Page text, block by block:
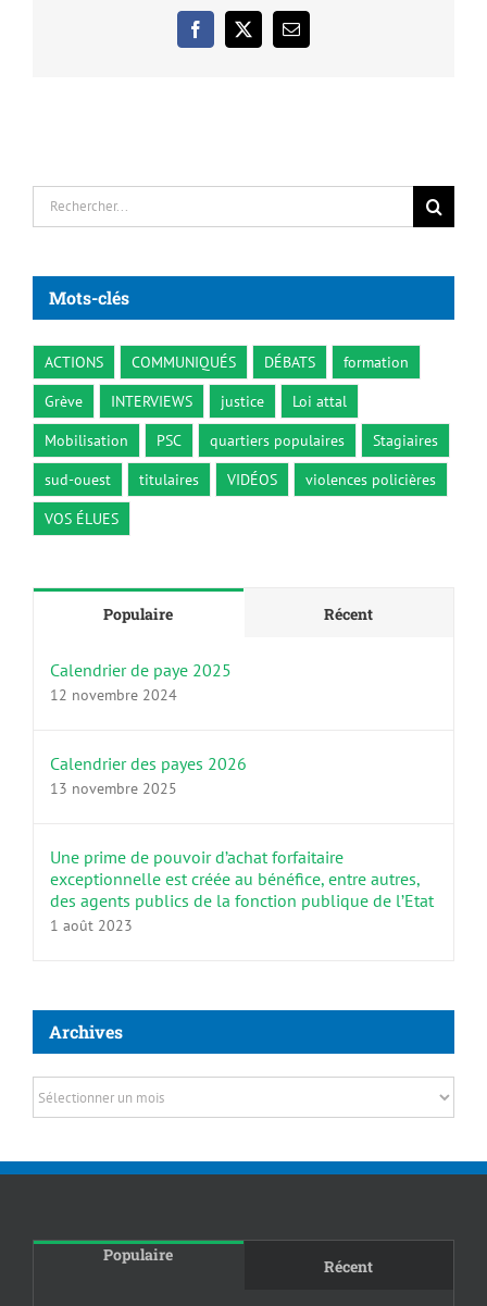
Facebook
X Email
Rechercher:
Mots-clés
ACTIONS COMMUNIQUÉS DÉBATS
formation
Grève
INTERVIEWS justice
Loi attal
Mobilisation
PSC quartiers populaires
Stagiaires
sud-ouest
titulaires VIDÉOS
violences policières
VOS ÉLUES
Populaire Récent
Calendrier de paye 2025
12 novembre 2024
Calendrier des payes 2026
13 novembre 2025
Une prime de pouvoir d’achat forfaitaire
exceptionnelle est créée au bénéfice, entre autres,
des agents publics de la fonction publique de l’Etat
1 août 2023
Archives
Archives
Populaire
Récent